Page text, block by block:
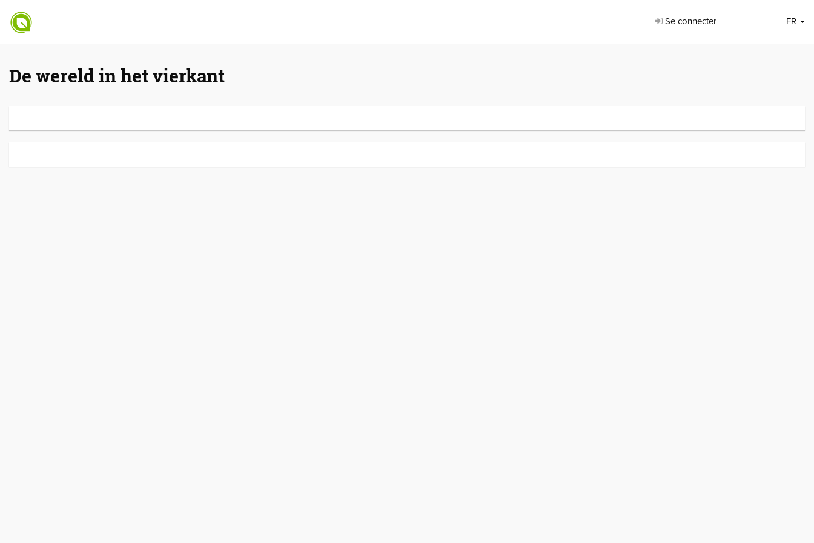
Se connecter FR
De wereld in het vierkant